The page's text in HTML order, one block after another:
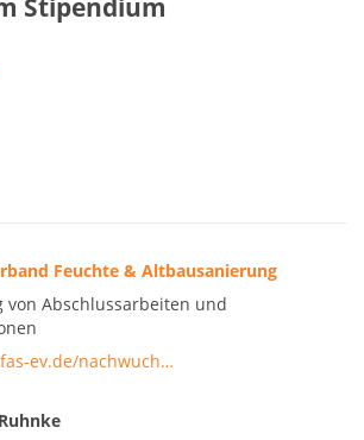
Stipendium
Feuchte & Altbausanierung
von Abschlussarbeiten und
ev.de/nachwuch…